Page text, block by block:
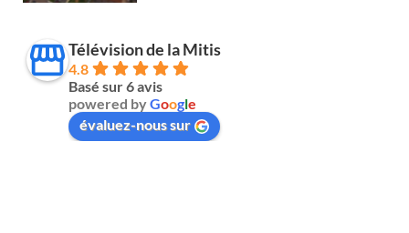
Télévision de la Mitis
4.8
Basé sur 6 avis
powered byGoogle
évaluez-nous sur